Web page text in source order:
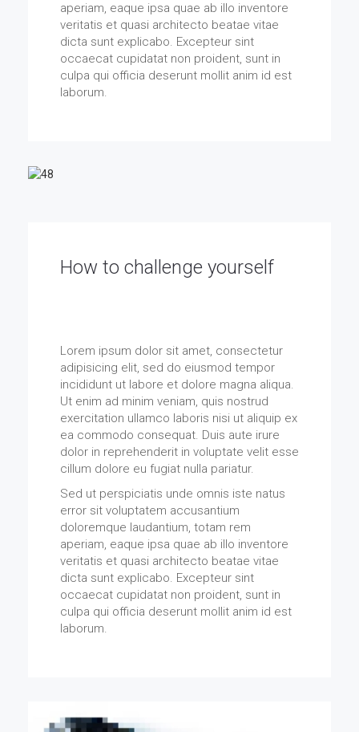
aperiam, eaque ipsa quae ab illo inventore
veritatis et quasi architecto beatae vitae
dicta sunt explicabo. Excepteur sint
occaecat cupidatat non proident, sunt in
culpa qui officia deserunt mollit anim id est
laborum.
How to challenge yourself
Lorem ipsum dolor sit amet, consectetur
adipisicing elit, sed do eiusmod tempor
incididunt ut labore et dolore magna aliqua.
Ut enim ad minim veniam, quis nostrud
exercitation ullamco laboris nisi ut aliquip ex
ea commodo consequat. Duis aute irure
dolor in reprehenderit in voluptate velit esse
cillum dolore eu fugiat nulla pariatur.
Sed ut perspiciatis unde omnis iste natus
error sit voluptatem accusantium
doloremque laudantium, totam rem
aperiam, eaque ipsa quae ab illo inventore
veritatis et quasi architecto beatae vitae
dicta sunt explicabo. Excepteur sint
occaecat cupidatat non proident, sunt in
culpa qui officia deserunt mollit anim id est
laborum.